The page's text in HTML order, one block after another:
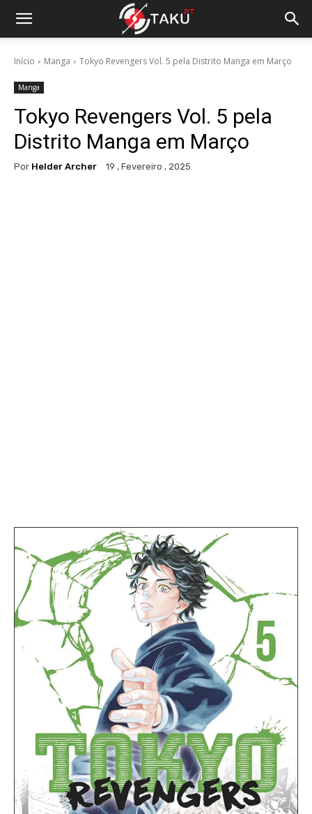
Início Manga Tokyo Revengers Vol. 5 pela Distrito Manga em Março
Manga
Tokyo Revengers Vol. 5 pela
Distrito Manga em Março
Por Helder Archer 19 , Fevereiro , 2025